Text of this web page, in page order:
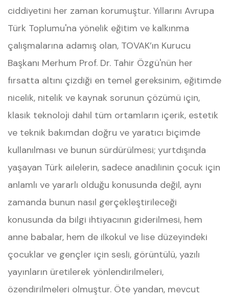
ciddiyetini her zaman korumuştur. Yıllarını Avrupa
Türk Toplumu'na yönelik eğitim ve kalkınma
çalışmalarına adamış olan, TOVAK’ın Kurucu
Başkanı Merhum Prof. Dr. Tahir Özgü'nün her
fırsatta altını çizdiği en temel gereksinim, eğitimde
nicelik, nitelik ve kaynak sorunun çözümü için,
klasik teknoloji dahil tüm ortamların içerik, estetik
ve teknik bakımdan doğru ve yaratıcı biçimde
kullanılması ve bunun sürdürülmesi; yurtdışında
yaşayan Türk ailelerin, sadece anadilinin çocuk için
anlamlı ve yararlı olduğu konusunda değil, aynı
zamanda bunun nasıl gerçekleştirileceği
konusunda da bilgi ihtiyacının giderilmesi, hem
anne babalar, hem de ilkokul ve lise düzeyindeki
çocuklar ve gençler için sesli, görüntülü, yazılı
yayınların üretilerek yönlendirilmeleri,
özendirilmeleri olmuştur. Öte yandan, mevcut